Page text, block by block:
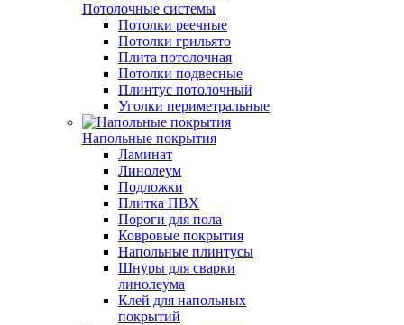
Потолочные системы
Потолки реечные
Потолки грильято
Плита потолочная
Потолки подвесные
Плинтус потолочный
Уголки периметральные
Напольные покрытия
Ламинат
Линолеум
Подложки
Плитка ПВХ
Пороги для пола
Ковровые покрытия
Напольные плинтусы
Шнуры для сварки
линолеума
Клей для напольных
покрытий